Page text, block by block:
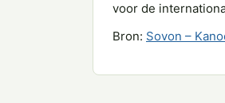
voor de
Bron: Sovon –